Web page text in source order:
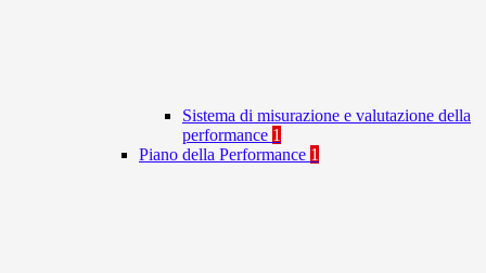
Sistema di misurazione e valutazione della
performance 1
Piano della Performance 1